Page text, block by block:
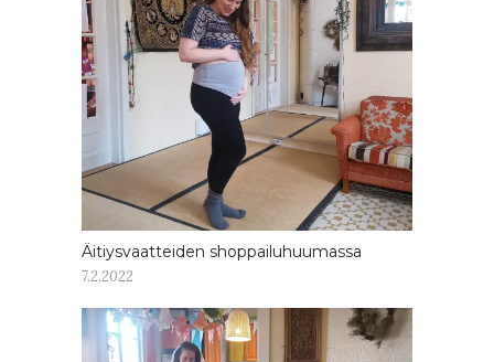
Äitiysvaatteiden shoppailuhuumassa
7.2.2022